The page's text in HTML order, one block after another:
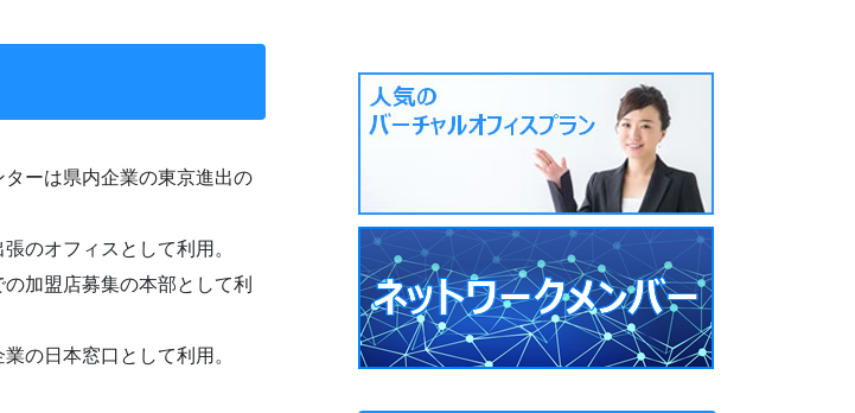
ーは県内企業の東京進出の
のオフィスとして利用。
加盟店募集の本部として利
の日本窓口として利用。